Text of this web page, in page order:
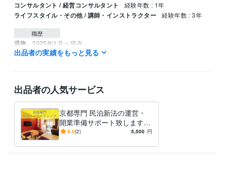
コンサルタント / 経営コンサルタント 経験年数 : 1年
ライフスタイル・その他 / 講師・インストラクター 経験年数 : 3年
職歴
温旅 2025年1月 ~ 現在
龍谷大学 2017年3月 ~ 2021年2月
出品者の実績をもっと見る
出品者の人気サービス
京都専門 民泊新法の運営・
開業準備サポート致します
民泊を検討中の方、運営中で
も！
5.0(2) 5,500 円